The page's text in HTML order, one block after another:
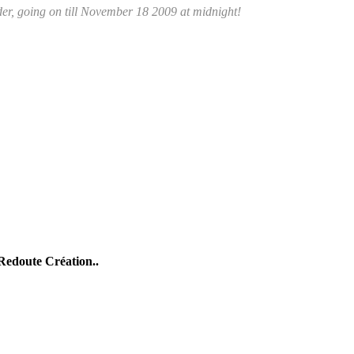
going on till November 18 2009 at midnight!
Création..